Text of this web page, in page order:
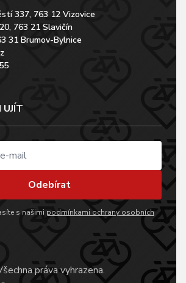
337, 763 12 Vizovice
763 21 Slavičín
31 Brumov-Bylnice
UJÍT
Odebírat
s našimi podmínkami ochrany osobních
práva vyhrazena.